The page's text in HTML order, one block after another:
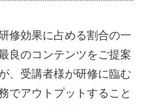
修効果に占める割合の一
良のコンテンツをご提案
、受講者様が研修に臨む
でアウトプットすること